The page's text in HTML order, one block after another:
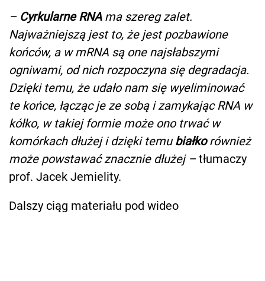
– Cyrkularne RNAma szereg zalet.
Najważniejszą jest to, że jest pozbawione
końców, a w mRNA są one najsłabszymi
ogniwami, od nich rozpoczyna się degradacja.
Dzięki temu, że udało nam się wyeliminować
te końce, łącząc je ze sobą i zamykając RNA w
kółko, w takiej formie może ono trwać w
komórkach dłużej i dzięki temubiałkorównież
może powstawać znacznie dłużej –tłumaczy
prof. Jacek Jemielity.
Dalszy ciąg materiału pod wideo